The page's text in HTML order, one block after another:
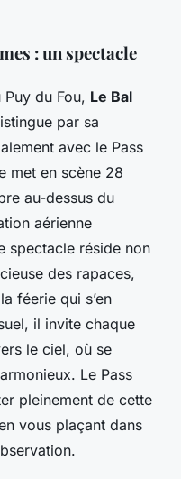
: un spectacle
du Fou, Le Bal
par sa
avec le Pass
met en scène 28
au-dessus du
aérienne
spectacle réside non
des rapaces,
féerie qui s’en
il invite chaque
le ciel, où se
Le Pass
pleinement de cette
vous plaçant dans